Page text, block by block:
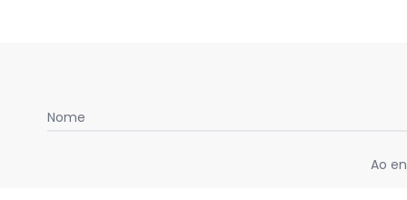
Nome
Ao